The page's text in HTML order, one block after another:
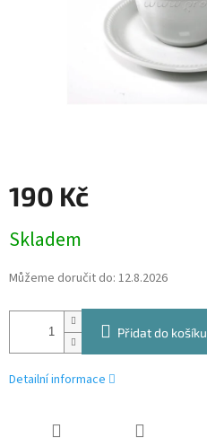
190 Kč
cena:
Skladem
Můžeme doručit do: 12.8.2026
Přidat do košíku
Detailní informace